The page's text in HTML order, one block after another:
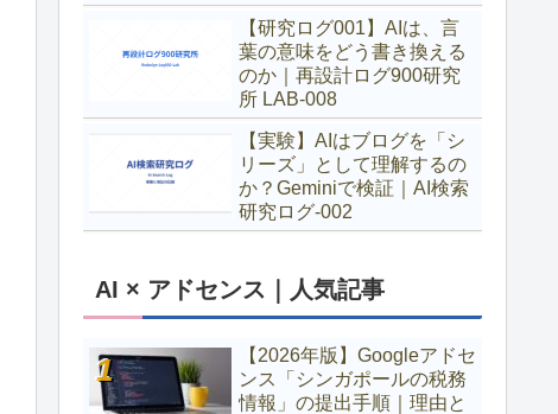
【研究ログ001】AIは、言
葉の意味をどう書き換える
のか｜再設計ログ900研究
所 LAB-008
【実験】AIはブログを「シ
リーズ」として理解するの
か？Geminiで検証｜AI検索
研究ログ-002
AI × アドセンス｜人気記事
【2026年版】Googleアドセ
ンス「シンガポールの税務
情報」の提出手順｜理由と